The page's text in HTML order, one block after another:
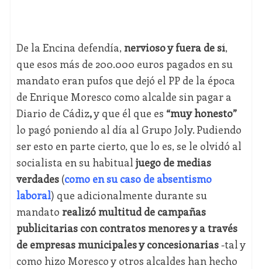
De la Encina defendía, nervioso y fuera de sí,
que esos más de 200.000 euros pagados en su
mandato eran pufos que dejó el PP de la época
de Enrique Moresco como alcalde sin pagar a
Diario de Cádiz,y que él que es “muy honesto”
lo pagó poniendo al día al Grupo Joly. Pudiendo
ser esto en parte cierto, que lo es, se le olvidó al
socialista en su habitual juego de medias
verdades(como en su caso de absentismo
laboral) que adicionalmente durante su
mandato realizó multitud de campañas
publicitarias con contratos menores y a través
de empresas municipales y concesionarias-tal y
como hizo Moresco y otros alcaldes han hecho